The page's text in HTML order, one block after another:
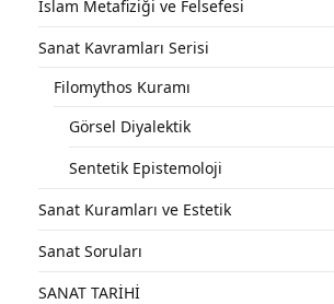
İslam Metafiziği ve Felsefesi
Sanat Kavramları Serisi
Filomythos Kuramı
Görsel Diyalektik
Sentetik Epistemoloji
Sanat Kuramları ve Estetik
Sanat Soruları
SANAT TARİHİ